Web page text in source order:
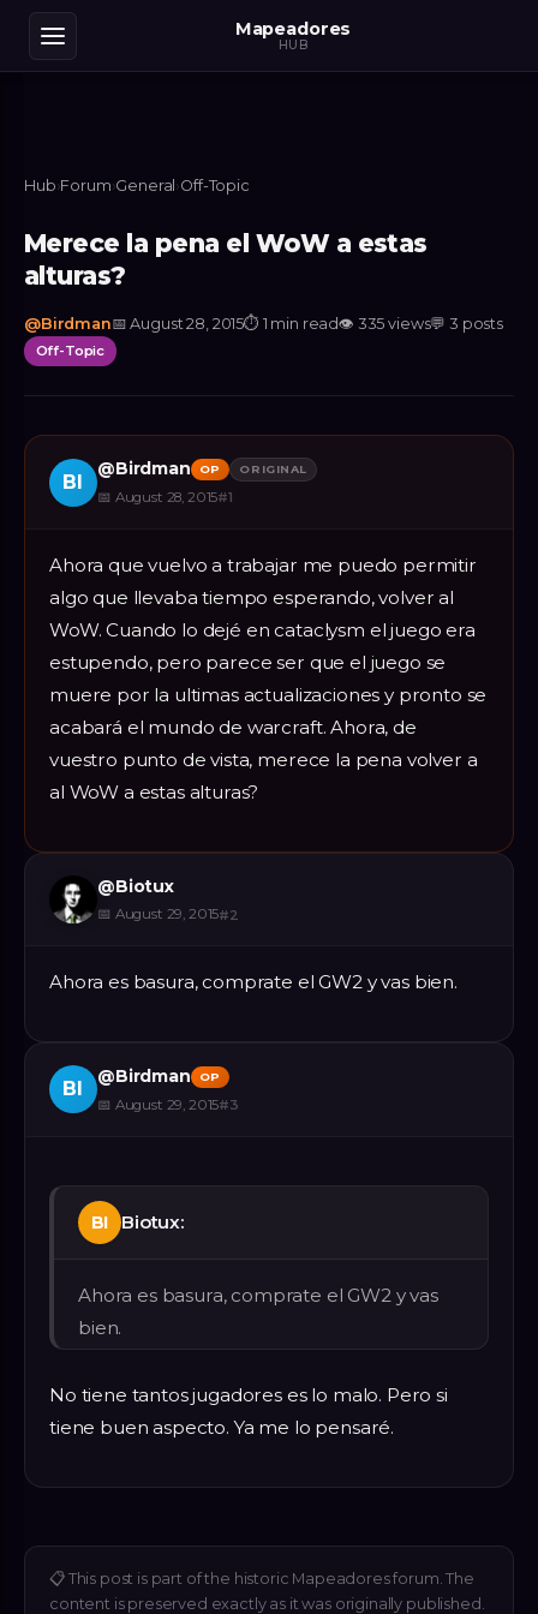
Mapeadores
HUB
Hub›Forum›General ›Off-Topic
Merece la pena el WoW a estas
alturas?
@Birdman📅August 28, 2015⏱ 1 min read👁 335 views💬3 posts
Off-Topic
BI
@Birdman OP ORIGINAL
📅 August 28, 2015#1
Ahora que vuelvo a trabajar me puedo permitir
algo que llevaba tiempo esperando, volver al
WoW. Cuando lo dejé en cataclysm el juego era
estupendo, pero parece ser que el juego se
muere por la ultimas actualizaciones y pronto se
acabará el mundo de warcraft. Ahora, de
vuestro punto de vista, merece la pena volver a
al WoW a estas alturas?
@Biotux
📅 August 29, 2015#2
Ahora es basura, comprate el GW2 y vas bien.
BI
@Birdman OP
📅 August 29, 2015#3
BI Biotux:
Ahora es basura, comprate el GW2 y vas
bien.
No tiene tantos jugadores es lo malo. Pero si
tiene buen aspecto. Ya me lo pensaré.
📋 This post is part of the historic Mapeadores forum. The
content is preserved exactly as it was originally published.